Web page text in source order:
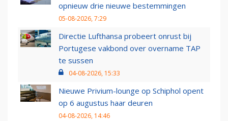
opnieuw drie nieuwe bestemmingen
05-08-2026, 7:29
Directie Lufthansa probeert onrust bij
Portugese vakbond over overname TAP
te sussen
04-08-2026, 15:33
Nieuwe Privium-lounge op Schiphol opent
op 6 augustus haar deuren
04-08-2026, 14:46